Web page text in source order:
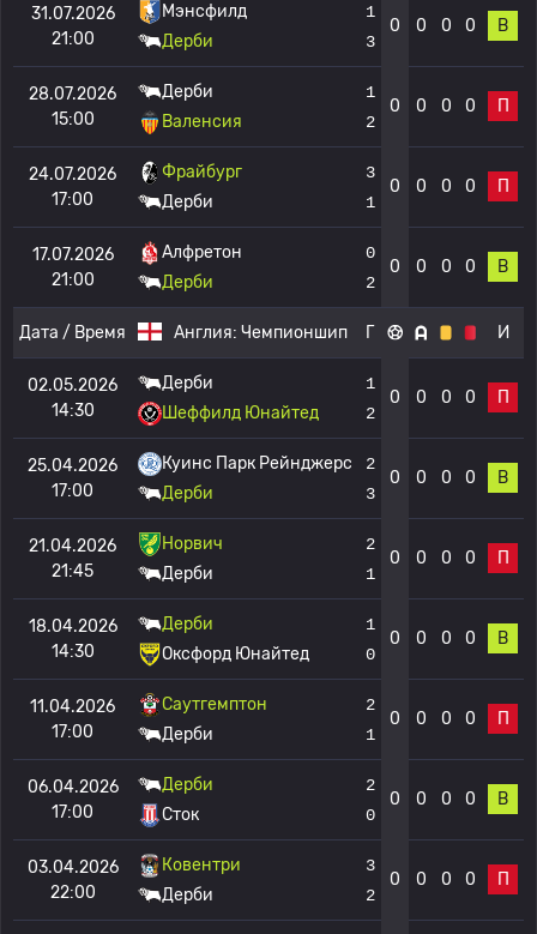
31.07.2026
21:00
Мэнсфилд
Дерби
1
3
0 0 0 0 В
28.07.2026
15:00
Дерби
Валенсия
1
2
0 0 0 0 П
24.07.2026
17:00
Фрайбург
Дерби
3
1
0 0 0 0 П
17.07.2026
21:00
Алфретон
Дерби
0
2
0 0 0 0 В
Дата / Время Англия: Чемпионшип Г И
02.05.2026
14:30
Дерби
Шеффилд Юнайтед
1
2
0 0 0 0 П
25.04.2026
17:00
Куинс Парк Рейнджерс
Дерби
2
3
0 0 0 0 В
21.04.2026
21:45
Норвич
Дерби
2
1
0 0 0 0 П
18.04.2026
14:30
Дерби
Оксфорд Юнайтед
1
0
0 0 0 0 В
11.04.2026
17:00
Саутгемптон
Дерби
2
1
0 0 0 0 П
06.04.2026
17:00
Дерби
Сток
2
0
0 0 0 0 В
03.04.2026
22:00
Ковентри
Дерби
3
2
0 0 0 0 П